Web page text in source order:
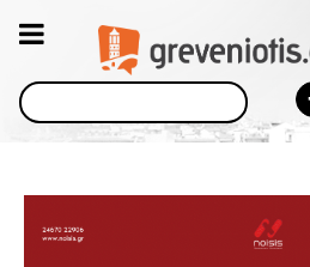
Αναζήτηση